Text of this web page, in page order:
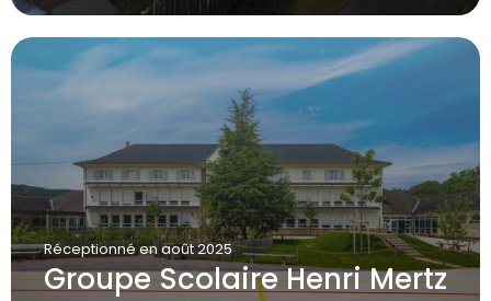
Réceptionnéen août 2025
Groupe Scolaire Henri Mertz